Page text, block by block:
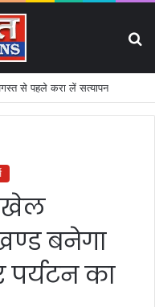
से पहले करा लें सत्यापन
खेल
बनेगा
का